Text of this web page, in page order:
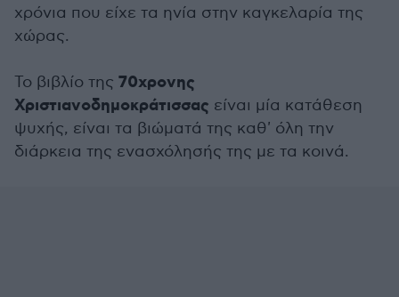
χρόνια που είχε τα ηνία στην καγκελαρία της
χώρας.
Το βιβλίο της 70χρονης
Χριστιανοδημοκράτισσας είναι μία κατάθεση
ψυχής, είναι τα βιώματά της καθ' όλη την
διάρκεια της ενασχόλησής της με τα κοινά.